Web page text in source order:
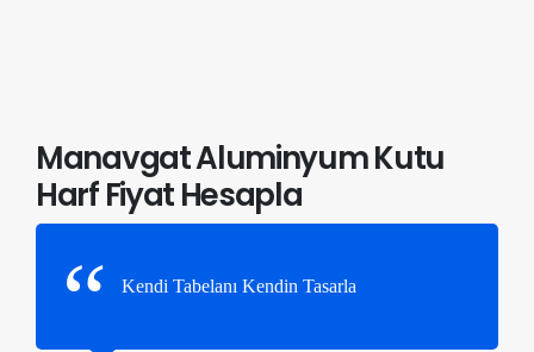
Manavgat Aluminyum Kutu
Harf Fiyat Hesapla
Kendi Tabelanı Kendin Tasarla